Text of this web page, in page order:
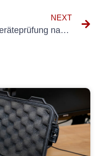
NEXT
Geräteprüfung nach dguv v3